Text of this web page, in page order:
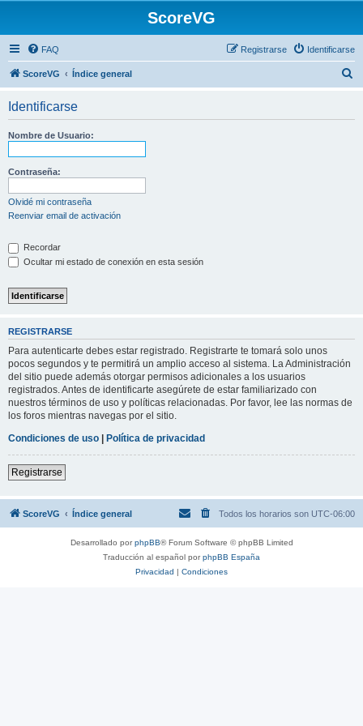
ScoreVG
FAQ Identificarse
Registrarse
ScoreVG Índice general
Identificarse
Nombre de Usuario:
Contraseña:
Olvidé mi contraseña
Reenviar email de activación
Recordar
Ocultar mi estado de conexión en esta sesión
REGISTRARSE
Para autenticarte debes estar registrado. Registrarte te tomará solo unos
pocos segundos y te permitirá un amplio acceso al sistema. La Administración
del sitio puede además otorgar permisos adicionales a los usuarios
registrados. Antes de identificarte asegúrete de estar familiarizado con
nuestros términos de uso y políticas relacionadas. Por favor, lee las normas de
los foros mientras navegas por el sitio.
Condiciones de uso | Política de privacidad
Registrarse
ScoreVG Índice general Todos los horarios son UTC-06:00
Desarrollado porphpBB® Forum Software © phpBB Limited
Traducción al español porphpBB España
Privacidad | Condiciones